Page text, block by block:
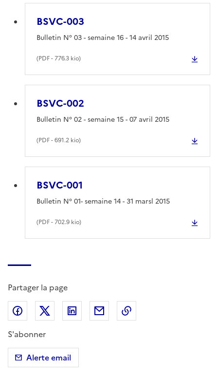
BSVC-003
(PDF- 776.3 kio)
Bulletin N° 03 - semaine 16 - 14 avril 2015
BSVC-002
(PDF- 691.2 kio)
Bulletin N° 02 - semaine 15 - 07 avril 2015
BSVC-001
(PDF- 702.9 kio)
Bulletin N° 01- semaine 14 - 31 marsl 2015
Partager la page
Partager sur Facebook
Partager sur X (anciennement Twitter)
Partager sur LinkedIn
Partager par email
S'abonner
Alerte email